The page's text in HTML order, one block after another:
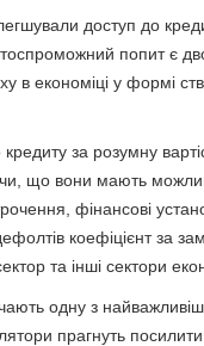
доступ до
попит є
в економіці у формі
за розумну
що вони мають
фінансові
коефіцієнт за
та інші сектори
одну з
прагнуть